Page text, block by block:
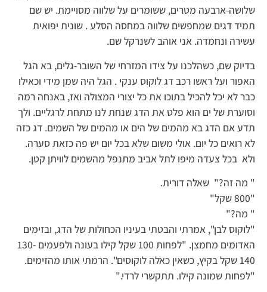
שלושה-ארבעה מטרים, ששומרים על שלווה מסויימת. יש שם
תמיד דגים שמחפשים שלווה במחסה הסלע . שונית יפואית
עשירה ונחמדה. אני אוהב לשנרקל שם.
בדיוק שם, כשהלכנו על צידו המזרחי של השובר-גלים, בא הגל
האפור ועל ראשו רכב דג לוקוס ענקי . הגל היה שמן מידי וכאילו
כבר לא יכל להכיל בתוכו את כל יצורי המצולה ואז, באנחה רמה
וסוערת של ים הוא פלט את הדג שנחת לנו מתחת לרגליים. ולך
תדע אם הדג בא מהמים של הים או מהמים של השמים. דג כזה
לא רואים כל יום. אולי משום שלא בכל יום יש פה כזאת סערה.
ולא בכל צעדה מיפו לתל אביב מתנפל מהשמים לוויתן קטן.
" מה זה?" שאלה דורית.
"800 שקל"
" מה?"
"לוקוס לבן", אמרתי והבטתי בעיניו הכחולות של הדג, ובזימים
האדומים מחמצן. "לפחות 100 שקל קילו בעונה ולפעמים 130-
140 שקל בקיץ, כשאין כאלה לוקוסים". הרמתי אותו מהזימים.
"לפחות שמונה קילו. תתקשרי לרדי."